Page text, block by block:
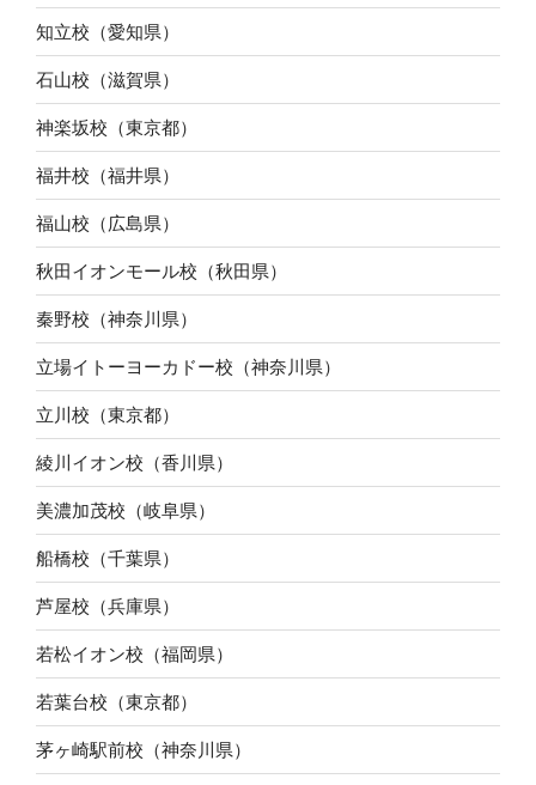
知立校（愛知県）
石山校（滋賀県）
神楽坂校（東京都）
福井校（福井県）
福山校（広島県）
秋田イオンモール校（秋田県）
秦野校（神奈川県）
立場イトーヨーカドー校（神奈川県）
立川校（東京都）
綾川イオン校（香川県）
美濃加茂校（岐阜県）
船橋校（千葉県）
芦屋校（兵庫県）
若松イオン校（福岡県）
若葉台校（東京都）
茅ヶ崎駅前校（神奈川県）